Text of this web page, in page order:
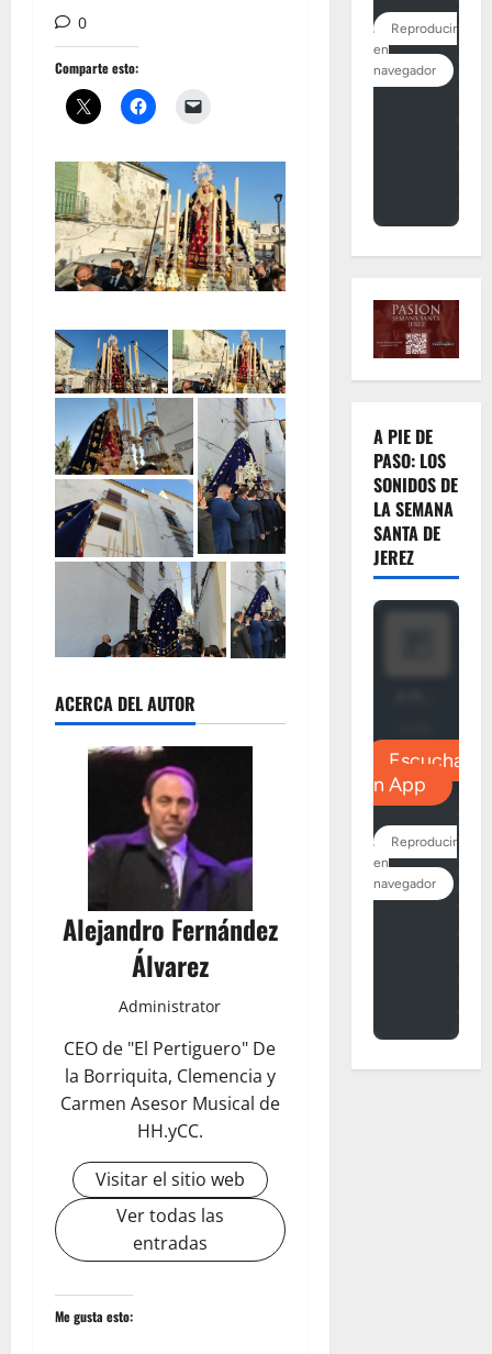
0
Comparte esto:
ACERCA DEL AUTOR
Alejandro Fernández
Álvarez
Administrator
CEO de "El Pertiguero" De
la Borriquita, Clemencia y
Carmen Asesor Musical de
HH.yCC.
Visitar el sitio web
Ver todas las
entradas
Me gusta esto:
A PIE DE
PASO: LOS
SONIDOS DE
LA SEMANA
SANTA DE
JEREZ